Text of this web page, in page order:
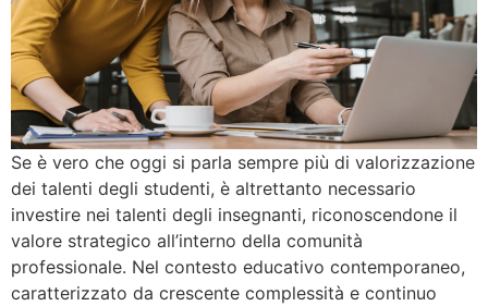
Se è vero che oggi si parla sempre più di valorizzazione
dei talenti degli studenti, è altrettanto necessario
investire nei talenti degli insegnanti, riconoscendone il
valore strategico all’interno della comunità
professionale. Nel contesto educativo contemporaneo,
caratterizzato da crescente complessità e continuo